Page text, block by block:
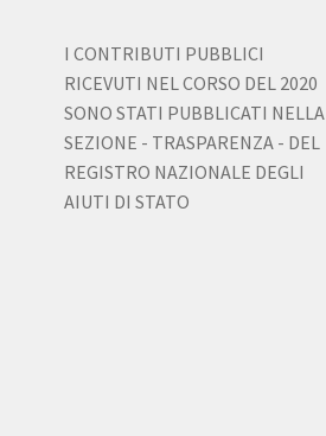
I CONTRIBUTI PUBBLICI
RICEVUTI NEL CORSO DEL 2020
SONO STATI PUBBLICATI NELLA
SEZIONE - TRASPARENZA - DEL
REGISTRO NAZIONALE DEGLI
AIUTI DI STATO